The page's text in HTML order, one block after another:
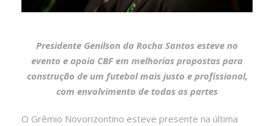
Presidente Genilson da Rocha Santos esteve no
evento e apoia CBF em melhorias propostas para
construção de um futebol mais justo e profissional,
com envolvimento de todas as partes
O Grêmio Novorizontino esteve presente na última